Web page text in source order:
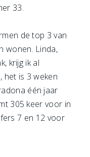
33.
de top 3 van
wonen. Linda,
krijg ik al
het is 3 weken
één jaar
305 keer voor in
7 en 12 voor